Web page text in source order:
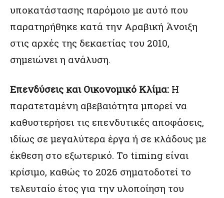
υποκατάστασης παρόμοιο με αυτό που
παρατηρήθηκε κατά την Αραβική Άνοιξη
στις αρχές της δεκαετίας του 2010,
σημειώνει η ανάλυση.
Επενδύσεις και Οικονομικό Κλίμα: Η
παρατεταμένη αβεβαιότητα μπορεί να
καθυστερήσει τις επενδυτικές αποφάσεις,
ιδίως σε μεγαλύτερα έργα ή σε κλάδους με
έκθεση στο εξωτερικό. Το timing είναι
κρίσιμο, καθώς το 2026 σηματοδοτεί το
τελευταίο έτος για την υλοποίηση του